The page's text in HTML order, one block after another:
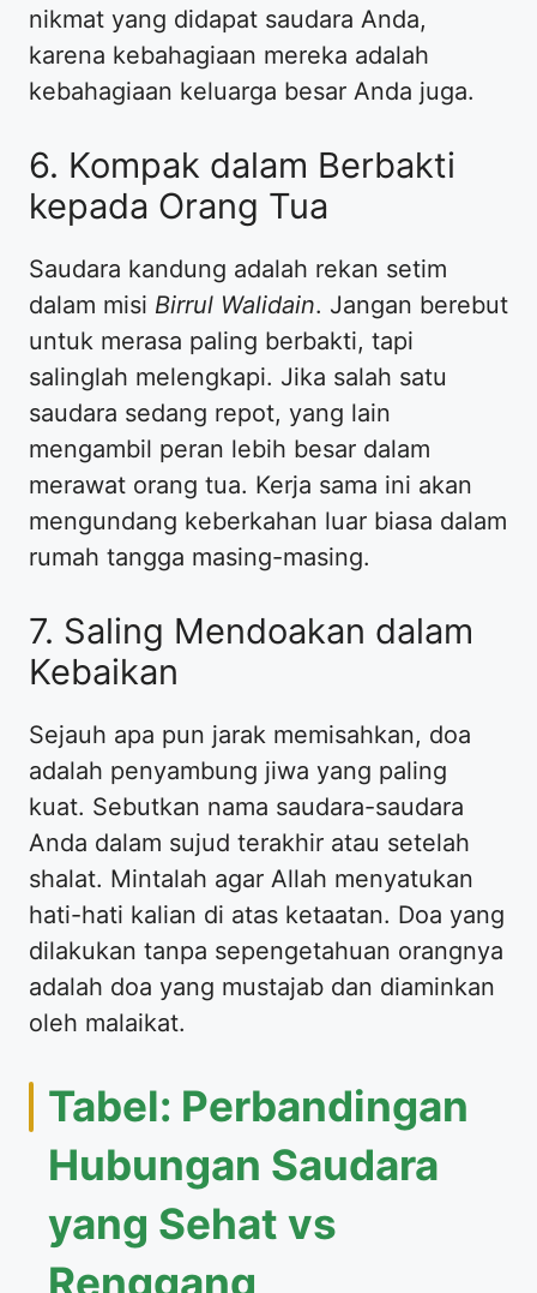
nikmat yang didapat saudara Anda,
karena kebahagiaan mereka adalah
kebahagiaan keluarga besar Anda juga.
6. Kompak dalam Berbakti
kepada Orang Tua
Saudara kandung adalah rekan setim
dalam misi Birrul Walidain. Jangan berebut
untuk merasa paling berbakti, tapi
salinglah melengkapi. Jika salah satu
saudara sedang repot, yang lain
mengambil peran lebih besar dalam
merawat orang tua. Kerja sama ini akan
mengundang keberkahan luar biasa dalam
rumah tangga masing-masing.
7. Saling Mendoakan dalam
Kebaikan
Sejauh apa pun jarak memisahkan, doa
adalah penyambung jiwa yang paling
kuat. Sebutkan nama saudara-saudara
Anda dalam sujud terakhir atau setelah
shalat. Mintalah agar Allah menyatukan
hati-hati kalian di atas ketaatan. Doa yang
dilakukan tanpa sepengetahuan orangnya
adalah doa yang mustajab dan diaminkan
oleh malaikat.
Tabel: Perbandingan
Hubungan Saudara
yang Sehat vs
Renggang